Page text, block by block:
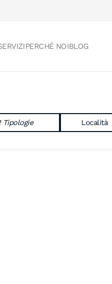
PERCHÉ NOIBLOG
Tipologie Località